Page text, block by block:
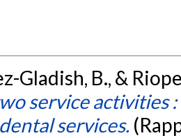
Gladish, B., &
service activities
services.